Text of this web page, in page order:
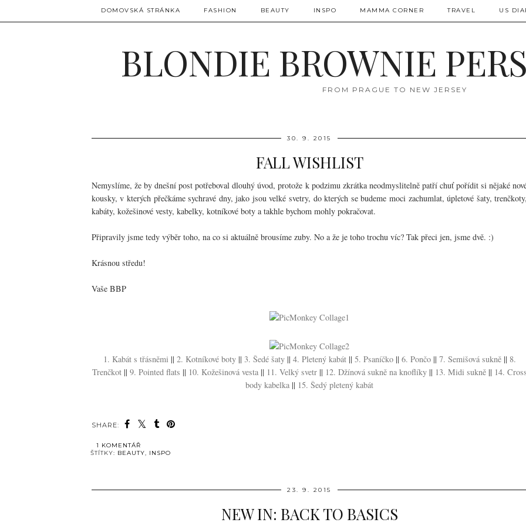
DOMOVSKÁ STRÁNKA FASHION BEAUTY INSPO MAMMA CORNER TRAVEL US
BLONDIE BROWNIE
FROM PRAGUE TO NEW JERSEY
30. 9. 2015
FALL WISHLIST
Nemyslíme, že by dnešní post potřeboval dlouhý úvod, protože k podzimu zkrátka neodmyslitelně patří chuť pořídit si nějaké
kousky, v kterých přečkáme sychravé dny, jako jsou velké svetry, do kterých se budeme moci zachumlat, úpletové šaty,
kabáty, kožešinové vesty, kabelky, kotníkové boty a takhle bychom mohly pokračovat.
Připravily jsme tedy výběr toho, na co si aktuálně brousíme zuby. No a že je toho trochu víc? Tak přeci jen, jsme dvě. :)
Krásnou středu!
Vaše BBP
1. Kabát s třásněmi || 2. Kotníkové boty|| 3. Šedé šaty|| 4. Pletený kabát|| 5. Psaníčko|| 6. Pončo|| 7. Semišová sukně|| 8.
Trenčkot|| 9. Pointed flats || 10. Kožešinová vesta|| 11. Velký svetr|| 12. Džínová sukně na knoflíky|| 13. Midi sukně|| 14.
body kabelka || 15. Šedý pletený kabát
SHARE:
1 KOMENTÁŘ
ŠTÍTKY: BEAUTY, INSPO
23. 9. 2015
NEW IN: BACK TO BASICS